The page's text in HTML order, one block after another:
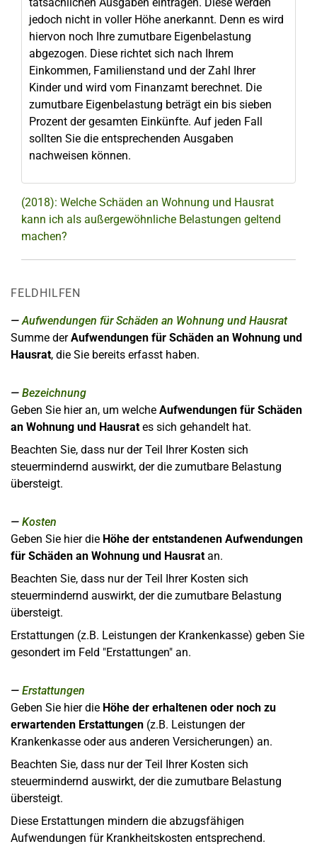
jedoch nicht in voller Höhe anerkannt. Denn es wird
hiervon noch Ihre zumutbare Eigenbelastung
abgezogen. Diese richtet sich nach Ihrem
Einkommen, Familienstand und der Zahl Ihrer
Kinder und wird vom Finanzamt berechnet. Die
zumutbare Eigenbelastung beträgt ein bis sieben
Prozent der gesamten Einkünfte. Auf jeden Fall
sollten Sie die entsprechenden Ausgaben
nachweisen können.
(2018): Welche Schäden an Wohnung und Hausrat
kann ich als außergewöhnliche Belastungen geltend
machen?
FELDHILFEN
Aufwendungen für Schäden an Wohnung und Hausrat
Summe derAufwendungen für Schäden an Wohnung und
Hausrat, die Sie bereits erfasst haben.
Bezeichnung
Geben Sie hier an, um welche Aufwendungen für Schäden
an Wohnung und Hausrates sich gehandelt hat.
Beachten Sie, dass nur der Teil Ihrer Kosten sich
steuermindernd auswirkt, der die zumutbare Belastung
übersteigt.
Kosten
Geben Sie hier die Höhe der entstandenen Aufwendungen
für Schäden an Wohnung und Hausratan.
Beachten Sie, dass nur der Teil Ihrer Kosten sich
steuermindernd auswirkt, der die zumutbare Belastung
übersteigt.
Erstattungen (z.B. Leistungen der Krankenkasse) geben Sie
gesondert im Feld "Erstattungen" an.
Erstattungen
Geben Sie hier die Höhe der erhaltenen oder noch zu
erwartenden Erstattungen (z.B. Leistungen der
Krankenkasse oder aus anderen Versicherungen) an.
Beachten Sie, dass nur der Teil Ihrer Kosten sich
steuermindernd auswirkt, der die zumutbare Belastung
übersteigt.
Diese Erstattungen mindern die abzugsfähigen
Aufwendungen für Krankheitskosten entsprechend.